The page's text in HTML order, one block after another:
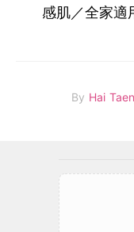
感肌／全家適
By Hai